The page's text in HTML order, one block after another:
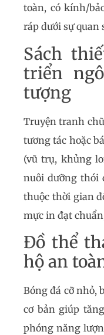
toàn, có kính/
ráp dưới sự quan
Sách
triển
tượng
Truyện tranh
tương tác hoặc
(vũ trụ, khủng
nuôi dưỡng thói
thuộc thời gian
mực in đạt
Đồ thể
hộ an
Bóng đá cỡ nhỏ,
cơ bản giúp
phóng năng